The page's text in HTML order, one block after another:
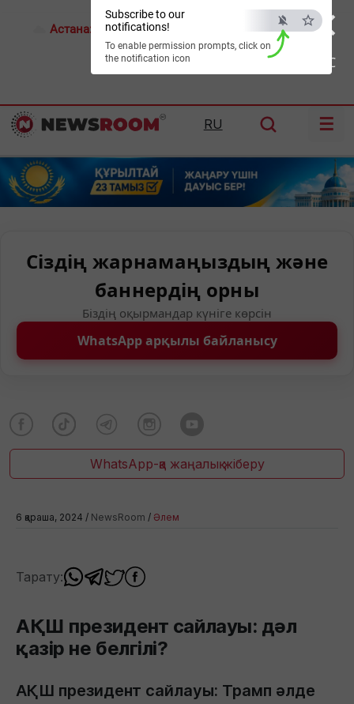
×
ESC
Subscribe to our
notifications!
To enable permission prompts, click on
the notification icon
Астана: 18°C Алматы: Шымкент:26°C
RU ☰
Сіздің жарнамаңыздың және
баннердің орны
Біздің оқырмандар күніге көрсін
WhatsApp арқылы байланысу
WhatsApp-қа жаңалық жіберу
6 қараша, 2024 / NewsRoom / Әлем
Тарату:
АҚШ президент сайлауы: дәл
қазір не белгілі?
АҚШ президент сайлауы: Трамп әлде